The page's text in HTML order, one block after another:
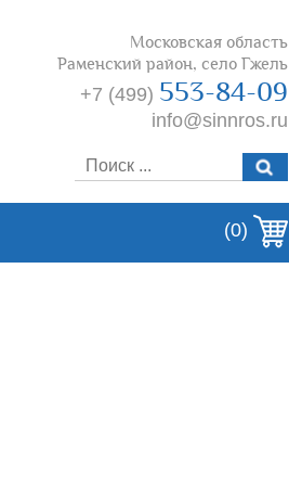
Московская область
Раменский район, село Гжель
+7 (499) 553-84-09
info@sinnros.ru
(0)